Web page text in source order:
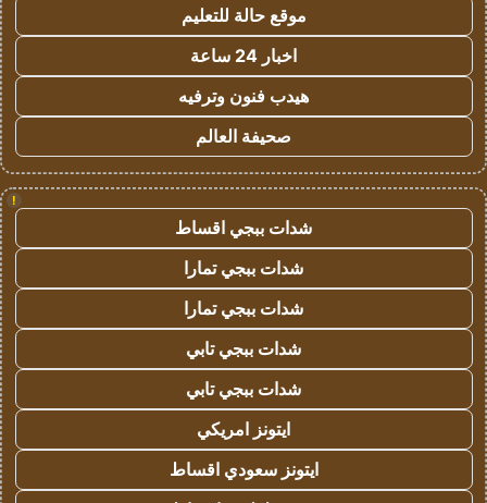
موقع حالة للتعليم
اخبار 24 ساعة
هيدب فنون وترفيه
صحيفة العالم
!
شدات ببجي اقساط
شدات ببجي تمارا
شدات ببجي تمارا
شدات ببجي تابي
شدات ببجي تابي
ايتونز امريكي
ايتونز سعودي اقساط